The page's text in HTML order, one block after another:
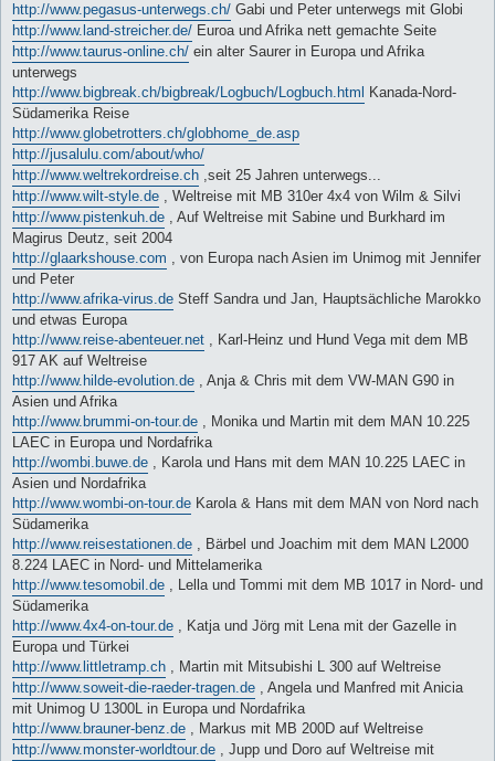
http://www.pegasus-unterwegs.ch/ Gabi und Peter unterwegs mit Globi
http://www.land-streicher.de/ Euroa und Afrika nett gemachte Seite
http://www.taurus-online.ch/ ein alter Saurer in Europa und Afrika
unterwegs
http://www.bigbreak.ch/bigbreak/Logbuch/Logbuch.html
Kanada-Nord-
Südamerika Reise
http://www.globetrotters.ch/globhome_de.asp
http://jusalulu.com/about/who/
http://www.weltrekordreise.ch ,seit 25 Jahren unterwegs...
http://www.wilt-style.de , Weltreise mit MB 310er 4x4 von Wilm & Silvi
http://www.pistenkuh.de , Auf Weltreise mit Sabine und Burkhard im
Magirus Deutz, seit 2004
http://glaarkshouse.com , von Europa nach Asien im Unimog mit Jennifer
und Peter
http://www.afrika-virus.de Steff Sandra und Jan, Hauptsächliche Marokko
und etwas Europa
http://www.reise-abenteuer.net , Karl-Heinz und Hund Vega mit dem MB
917 AK auf Weltreise
http://www.hilde-evolution.de , Anja & Chris mit dem VW-MAN G90 in
Asien und Afrika
http://www.brummi-on-tour.de , Monika und Martin mit dem MAN 10.225
LAEC in Europa und Nordafrika
http://wombi.buwe.de , Karola und Hans mit dem MAN 10.225 LAEC in
Asien und Nordafrika
http://www.wombi-on-tour.de Karola & Hans mit dem MAN von Nord nach
Südamerika
http://www.reisestationen.de , Bärbel und Joachim mit dem MAN L2000
8.224 LAEC in Nord- und Mittelamerika
http://www.tesomobil.de , Lella und Tommi mit dem MB 1017 in Nord- und
Südamerika
http://www.4x4-on-tour.de , Katja und Jörg mit Lena mit der Gazelle in
Europa und Türkei
http://www.littletramp.ch , Martin mit Mitsubishi L 300 auf Weltreise
http://www.soweit-die-raeder-tragen.de , Angela und Manfred mit Anicia
mit Unimog U 1300L in Europa und Nordafrika
http://www.brauner-benz.de , Markus mit MB 200D auf Weltreise
http://www.monster-worldtour.de , Jupp und Doro auf Weltreise mit